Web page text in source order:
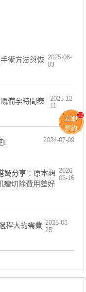
術方法與恢 2025-06-
03
備孕時間表
2025-12-
11
! 2024-07-09
媽分享：原本想
瘤切除費用差好
2026-
06-16
程大約需費 2025-03-
25
立即
預約
12